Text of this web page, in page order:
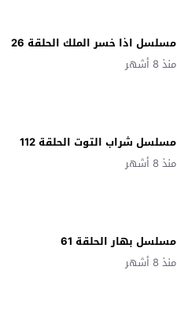
مسلسل اذا خسر الملك الحلقة 26
منذ 8 أشهر
مسلسل شراب التوت الحلقة 112
منذ 8 أشهر
مسلسل بهار الحلقة 61
منذ 8 أشهر